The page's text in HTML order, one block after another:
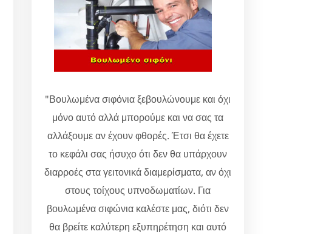
"Βουλωμένα σιφόνια ξεβουλώνουμε και όχι
μόνο αυτό αλλά μπορούμε και να σας τα
αλλάξουμε αν έχουν φθορές. Έτσι θα έχετε
το κεφάλι σας ήσυχο ότι δεν θα υπάρχουν
διαρροές στα γειτονικά διαμερίσματα, αν όχι
στους τοίχους υπνοδωματίων. Για
βουλωμένα σιφώνια καλέστε μας, διότι δεν
θα βρείτε καλύτερη εξυπηρέτηση και αυτό